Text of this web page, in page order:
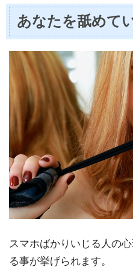
あなたを舐めて
スマホばかりいじる人の
る事が挙げられます。